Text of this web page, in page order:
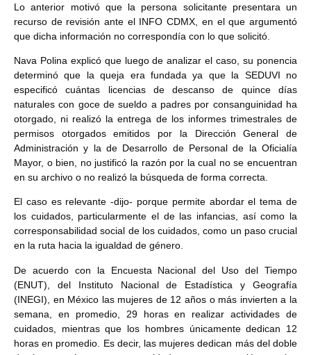
Lo anterior motivó que la persona solicitante presentara un
recurso de revisión ante el INFO CDMX, en el que argumentó
que dicha información no correspondía con lo que solicitó.
Nava Polina explicó que luego de analizar el caso, su ponencia
determinó que la queja era fundada ya que la SEDUVI no
especificó cuántas licencias de descanso de quince días
naturales con goce de sueldo a padres por consanguinidad ha
otorgado, ni realizó la entrega de los informes trimestrales de
permisos otorgados emitidos por la Dirección General de
Administración y la de Desarrollo de Personal de la Oficialía
Mayor, o bien, no justificó la razón por la cual no se encuentran
en su archivo o no realizó la búsqueda de forma correcta.
El caso es relevante -dijo- porque permite abordar el tema de
los cuidados, particularmente el de las infancias, así como la
corresponsabilidad social de los cuidados, como un paso crucial
en la ruta hacia la igualdad de género.
De acuerdo con la Encuesta Nacional del Uso del Tiempo
(ENUT), del Instituto Nacional de Estadística y Geografía
(INEGI), en México las mujeres de 12 años o más invierten a la
semana, en promedio, 29 horas en realizar actividades de
cuidados, mientras que los hombres únicamente dedican 12
horas en promedio. Es decir, las mujeres dedican más del doble